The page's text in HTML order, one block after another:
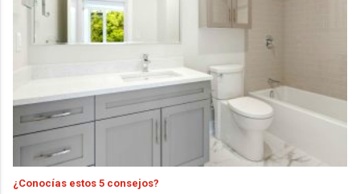
¿Conocías estos 5 consejos?